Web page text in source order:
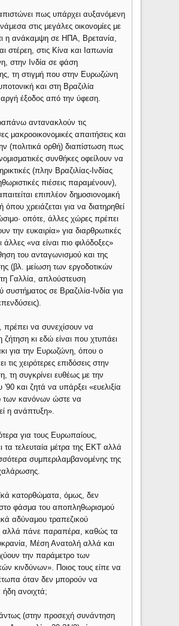
πως υπάρχει αυξανόμενη
στις μεγάλες οικονομίες με
η ανάκαμψη σε ΗΠΑ, Βρετανία,
στέρεη, στις Κίνα και Ιαπωνία
στην Ινδία σε φάση
τη στιγμή που στην Ευρωζώνη
και στη Βραζιλία
αργή έξοδος από την ύφεση.
αντανακλούν τις
μακροοικονομικές απαιτήσεις και
(πολιτικά ορθή) διαπίστωση πως
συνθήκες οφείλουν να
(πλην Βραζιλίας-Ινδίας
πιέσεις παραμένουν),
επιπλέον δημοσιονομική
χρειάζεται για να διατηρηθεί
οπότε, άλλες χώρες πρέπει
την ευκαιρία» για διαρθρωτικές
άλλες «να είναι πιο φιλόδοξες»
του ανταγωνισμού και της
(βλ. μείωση των εργοδοτικών
Γαλλία, απλούστευση
συστήματος σε Βραζιλία-Ινδία για
να συνεχίσουν να
ζήτηση κι εδώ είναι που χτυπάει
για την Ευρωζώνη, όπου ο
χειρότερες επιδόσεις στην
τη συγκρίνει ευθέως με την
'90 και ζητά να υπάρξει «ευελιξία
των κανόνων ώστε να
η ανάπτυξη».
για τους Ευρωπαίους,
τα τελευταία μέτρα της ΕΚΤ αλλά
συμπεριλαμβανομένης της
κατορθώματα, όμως, δεν
φάσμα του αποπληθωρισμού
αδύναμου τραπεζικού
αλλά πάνε παραπέρα, καθώς τα
Μέση Ανατολή αλλά και
την παράμετρο των
κινδύνων». Ποιος τους είπε να
όταν δεν μπορούν να
ήδη ανοιχτά;
(στην προσεχή συνάντηση